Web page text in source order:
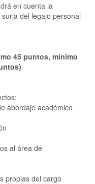
en cuenta la
del legajo personal
45 puntos, mínimo
abordaje académico
al área de
propias del cargo